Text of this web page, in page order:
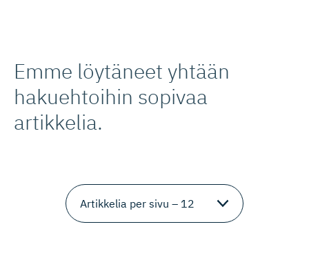
Emme löytäneet yhtään
hakuehtoihin sopivaa
artikkelia.